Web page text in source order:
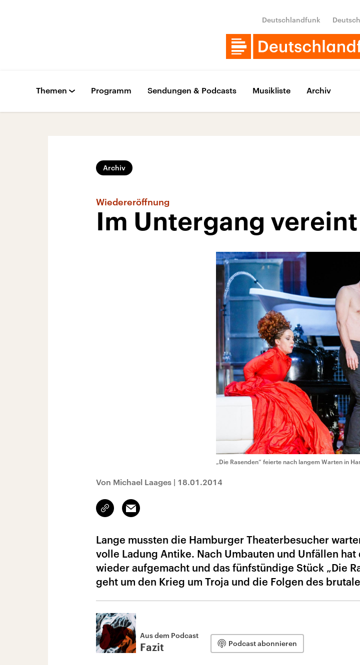
Deutschlandfunk
Themen Programm Sendungen & Podcasts Musikliste Archiv
Archiv
Wiedereröffnung
Im Untergang vereint
„Die Rasenden“ feierte nach langem Warten in
Von Michael Laages | 18.01.2014
Link
kopieren/teilen
Email
Lange mussten die Hamburger Theaterbesucher
volle Ladung Antike. Nach Umbauten und Unfällen hat
wieder aufgemacht und das fünfstündige Stück „Die
geht um den Krieg um Troja und die Folgen des
Aus dem Podcast
Fazit Podcast abonnieren